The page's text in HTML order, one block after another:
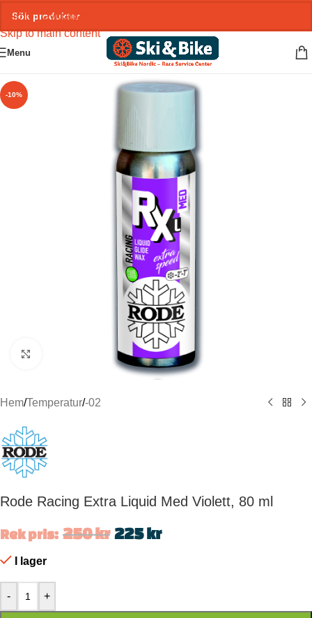
Skip to navigation
Skip to main content
Menu
-10%
Hem/Temperatur/-02
Rode Racing Extra Liquid Med Violett, 80 ml
Rek pris: 250kr 225kr
I lager
- +